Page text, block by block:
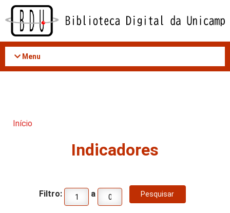
Acessar
conteúdo
Menu
Início
Indicadores
Filtro: a